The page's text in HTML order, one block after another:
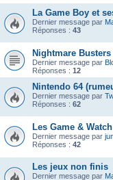
La Game Boy et
Dernier message par
Réponses : 43
Nightmare
Dernier message par
Réponses : 12
Nintendo 64
Dernier message par
Réponses : 62
Les Game & Watch
Dernier message par
Réponses : 42
Les jeux non finis
Dernier message par